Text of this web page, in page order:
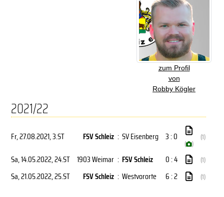
zum Profil
von
Robby Kögler
2021/22
Fr, 27.08.2021, 3.ST FSV Schleiz : SV Eisenberg 3 : 0
( )
(1)
Sa, 14.05.2022, 24.ST 1903 Weimar : FSV Schleiz 0 : 4 (1)
Sa, 21.05.2022, 25.ST FSV Schleiz : Westvororte 6 : 2 (1)